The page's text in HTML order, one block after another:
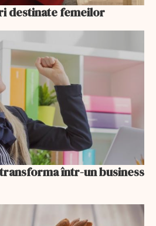
destinate femeilor
într-un business